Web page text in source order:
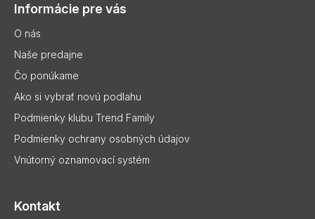
Informácie pre vás
O nás
Naše predajne
Čo ponúkame
Ako si vybrať novú podlahu
Podmienky klubu Trend Family
Podmienky ochrany osobných údajov
Vnútorný oznamovací systém
Kontakt